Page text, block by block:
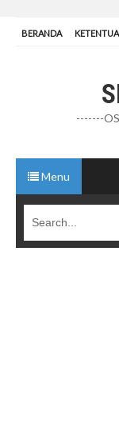
BERANDA
-------
Menu